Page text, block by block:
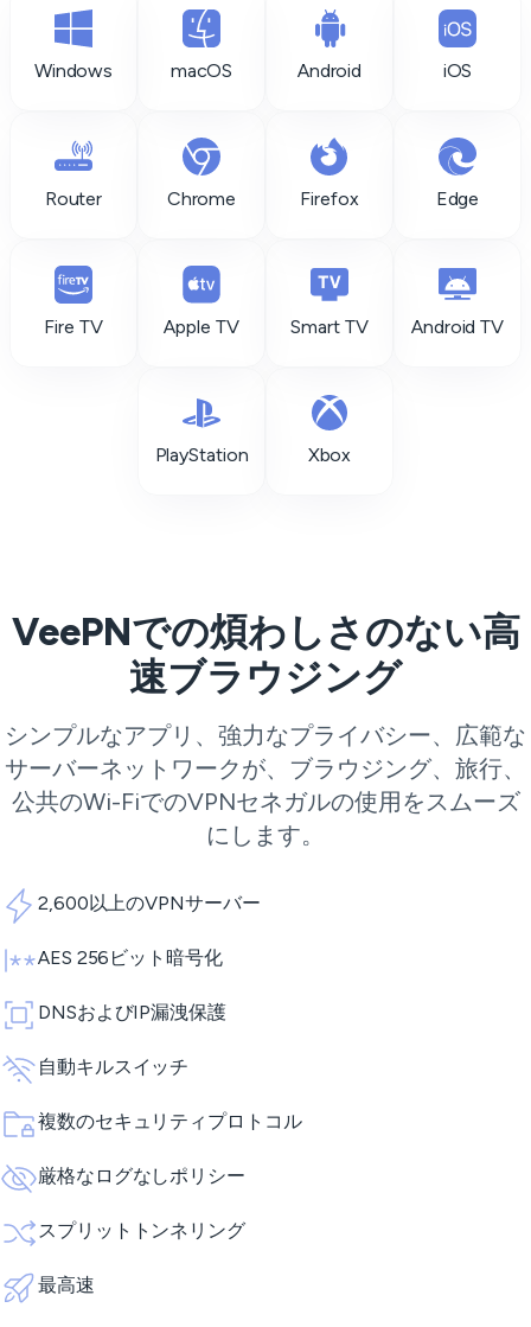
Windows macOS Android iOS
Router Chrome Firefox Edge
Fire TV Apple TV Smart TV Android TV
PlayStation Xbox
VeePNでの煩わしさのない高
速ブラウジング
シンプルなアプリ、強力なプライバシー、広範な
サーバーネットワークが、ブラウジング、旅行、
公共のWi-FiでのVPNセネガルの使用をスムーズ
にします。
2,600以上のVPNサーバー
AES 256ビット暗号化
DNSおよびIP漏洩保護
自動キルスイッチ
複数のセキュリティプロトコル
厳格なログなしポリシー
スプリットトンネリング
最高速